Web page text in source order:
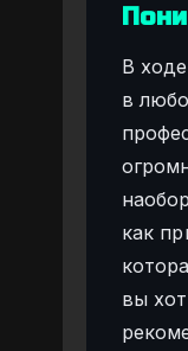
В
в
как
вы